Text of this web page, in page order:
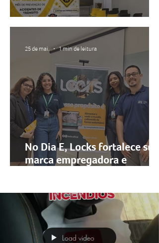
Maio Amarelo 2026 💛🚦
No Dia E, Locks fortalece sua
marca empregadora e
25 de mai. 1 min de leitura
Load video